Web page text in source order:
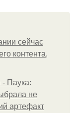
сейчас
контента,
Паука:
не
артефакт